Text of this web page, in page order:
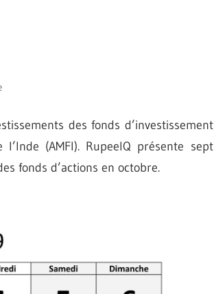
des fonds d’investissement
(AMFI). RupeeIQ présente sept
fonds d’actions en octobre.